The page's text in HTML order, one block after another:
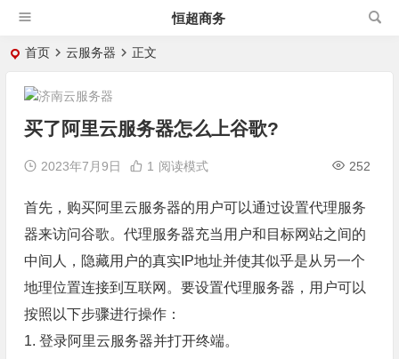
恒超商务
首页 云服务器 正文
买了阿里云服务器怎么上谷歌?
2023年7月9日 252
1 阅读模式
首先，购买阿里云服务器的用户可以通过设置代理服务
器来访问谷歌。代理服务器充当用户和目标网站之间的
中间人，隐藏用户的真实IP地址并使其似乎是从另一个
地理位置连接到互联网。要设置代理服务器，用户可以
按照以下步骤进行操作：
1. 登录阿里云服务器并打开终端。